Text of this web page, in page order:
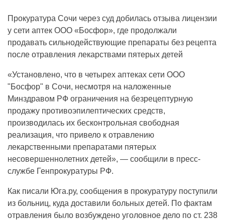
Прокуратура Сочи через суд добилась отзыва лицензии
у сети аптек ООО «Босфор», где продолжали
продавать сильнодействующие препараты без рецепта
после отравления лекарствами пятерых детей
«Установлено, что в четырех аптеках сети ООО
"Босфор" в Сочи, несмотря на наложенные
Минздравом РФ ограничения на безрецептурную
продажу противоэпилептических средств,
производилась их бесконтрольная свободная
реализация, что привело к отравлению
лекарственными препаратами пятерых
несовершеннолетних детей», — сообщили в пресс-
службе Генпрокуратуры РФ.
Как писали Юга.ру, сообщения в прокуратуру поступили
из больниц, куда доставили больных детей. По фактам
отравления было возбуждено уголовное дело по ст. 238